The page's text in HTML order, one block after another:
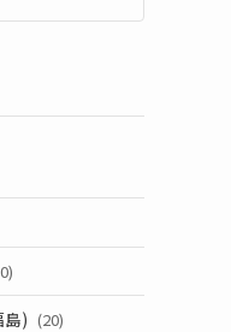
島) (20)